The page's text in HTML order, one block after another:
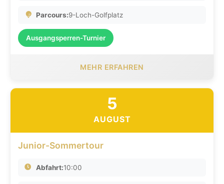
Parcours:9-Loch-Golfplatz
Ausgangsperren-Turnier
MEHR ERFAHREN
5
AUGUST
Junior-Sommertour
Abfahrt:10:00